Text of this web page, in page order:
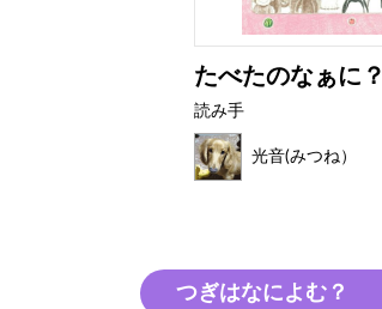
たべたのなぁに？
読み手
光音(みつね）
つぎはなによむ？